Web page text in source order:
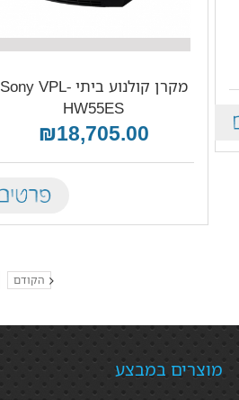
מקרן קולנוע ביתי Sony VPL-
HW55ES
₪18,705.00
Details
הקודם
מוצרים במבצע